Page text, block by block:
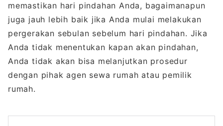
memastikan hari pindahan Anda, bagaimanapun
juga jauh lebih baik jika Anda mulai melakukan
pergerakan sebulan sebelum hari pindahan. Jika
Anda tidak menentukan kapan akan pindahan,
Anda tidak akan bisa melanjutkan prosedur
dengan pihak agen sewa rumah atau pemilik
rumah.